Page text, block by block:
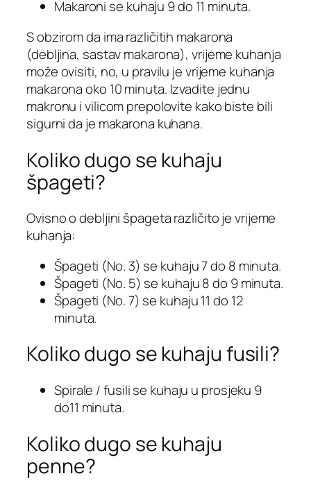
Makaroni se kuhaju 9 do 11 minuta.
S obzirom da ima različitih makarona
(debljina, sastav makarona), vrijeme kuhanja
može ovisiti, no, u pravilu je vrijeme kuhanja
makarona oko 10 minuta. Izvadite jednu
makronu i vilicom prepolovite kako biste bili
sigurni da je makarona kuhana.
Koliko dugo se kuhaju
špageti?
Ovisno o debljini špageta različito je vrijeme
kuhanja:
Špageti (No. 3) se kuhaju 7 do 8 minuta.
Špageti (No. 5) se kuhaju 8 do 9 minuta.
Špageti (No. 7) se kuhaju 11 do 12
minuta.
Koliko dugo se kuhaju fusili?
Spirale / fusili se kuhaju u prosjeku 9
do11 minuta.
Koliko dugo se kuhaju
penne?